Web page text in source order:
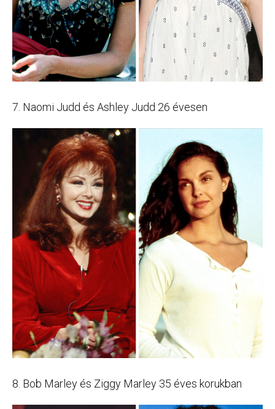
7. Naomi Judd és Ashley Judd 26 évesen
8. Bob Marley és Ziggy Marley 35 éves korukban